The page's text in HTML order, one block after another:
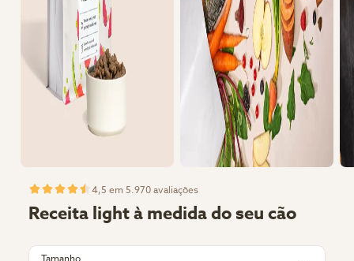
4,5 em 5.970 avaliações
Receita light à medida do seu cão
Tamanho